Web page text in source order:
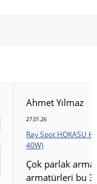
Ahmet Yılmaz
27.01.26
Ray Spot HOKASU
40W)
Çok parlak
armatürleri bu